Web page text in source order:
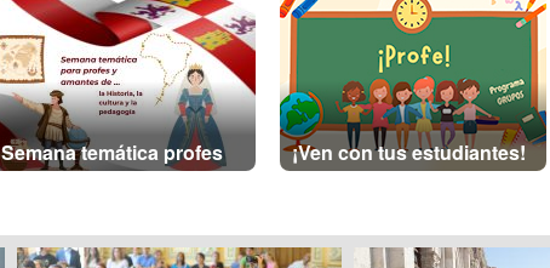
Semana temática profes ¡Ven con tus estudiantes!